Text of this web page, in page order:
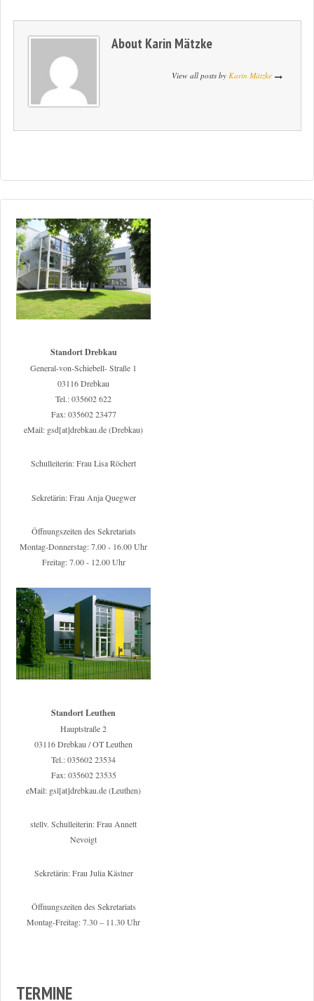
About Karin Mätzke
View all posts by Karin Mätzke
Standort Drebkau
General-von-Schiebell- Straße 1
03116 Drebkau
Tel.: 035602 622
Fax: 035602 23477
eMail: gsd[at]drebkau.de (Drebkau)
Schulleiterin: Frau Lisa Röchert
Sekretärin: Frau Anja Quegwer
Öffnungszeiten des Sekretariats
Montag-Donnerstag: 7.00 - 16.00 Uhr
Freitag: 7.00 - 12.00 Uhr
Standort Leuthen
Hauptstraße 2
03116 Drebkau / OT Leuthen
Tel.: 035602 23534
Fax: 035602 23535
eMail: gsl[at]drebkau.de (Leuthen)
stellv. Schulleiterin: Frau Annett
Nevoigt
Sekretärin: Frau Julia Kästner
Öffnungszeiten des Sekretariats
Montag-Freitag: 7.30 – 11.30 Uhr
TERMINE